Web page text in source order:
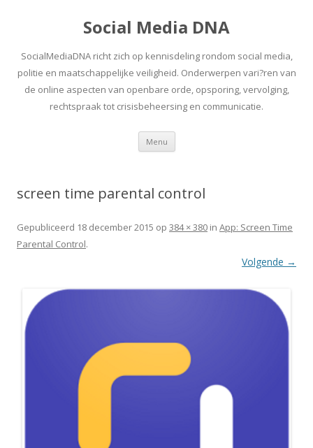
Social Media DNA
SocialMediaDNA richt zich op kennisdeling rondom social media,
politie en maatschappelijke veiligheid. Onderwerpen vari?ren van
de online aspecten van openbare orde, opsporing, vervolging,
rechtspraak tot crisisbeheersing en communicatie.
Menu Spring
inhoud
screen time parental control
Gepubliceerd 18 december 2015 op 384 × 380 in App: Screen Time
Parental Control.
Volgende →